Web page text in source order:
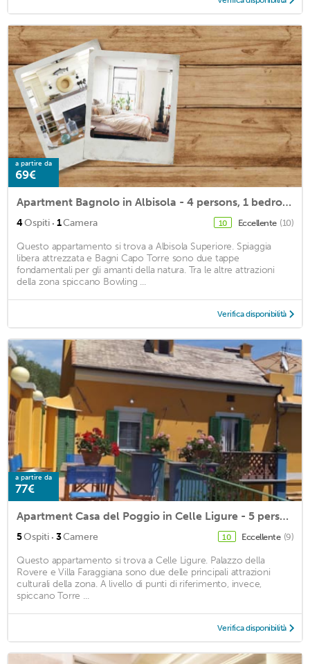
a partire da
69€
Apartment Bagnolo in Albisola - 4 persons, 1 bedrooms
4Ospiti · 1Camera 10 Eccellente (10)
Questo appartamento si trova a Albisola Superiore. Spiaggia
libera attrezzata e Bagni Capo Torre sono due tappe
fondamentali per gli amanti della natura. Tra le altre attrazioni
della zona spiccano Bowling ...
Verifica disponibilità
a partire da
77€
Apartment Casa del Poggio in Celle Ligure - 5 persons, 3 bedrooms
5Ospiti · 3Camere 10 Eccellente (9)
Questo appartamento si trova a Celle Ligure. Palazzo della
Rovere e Villa Faraggiana sono due delle principali attrazioni
culturali della zona. A livello di punti di riferimento, invece,
spiccano Torre ...
Verifica disponibilità